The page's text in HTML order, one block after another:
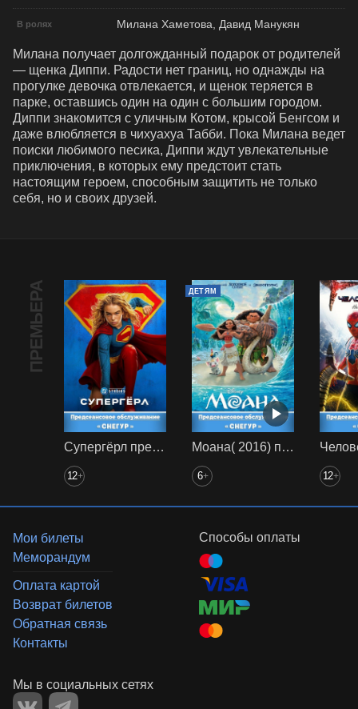
В ролях Милана Хаметова, Давид Манукян
Милана получает долгожданный подарок от родителей
— щенка Диппи. Радости нет границ, но однажды на
прогулке девочка отвлекается, и щенок теряется в
парке, оставшись один на один с большим городом.
Диппи знакомится с уличным Котом, крысой Бенгсом и
даже влюбляется в чихуахуа Табби. Пока Милана ведет
поиски любимого песика, Диппи ждут увлекательные
приключения, в которых ему предстоит стать
настоящим героем, способным защитить не только
себя, но и своих друзей.
ПРЕМЬЕРА
Супергёрл предс. обсл. Снегур
12+
ДЕТЯМ
Моана( 2016) предс. обсл. Снегур
6+ 12+
Мои билеты
Меморандум
Оплата картой
Возврат билетов
Обратная связь
Контакты
Способы оплаты